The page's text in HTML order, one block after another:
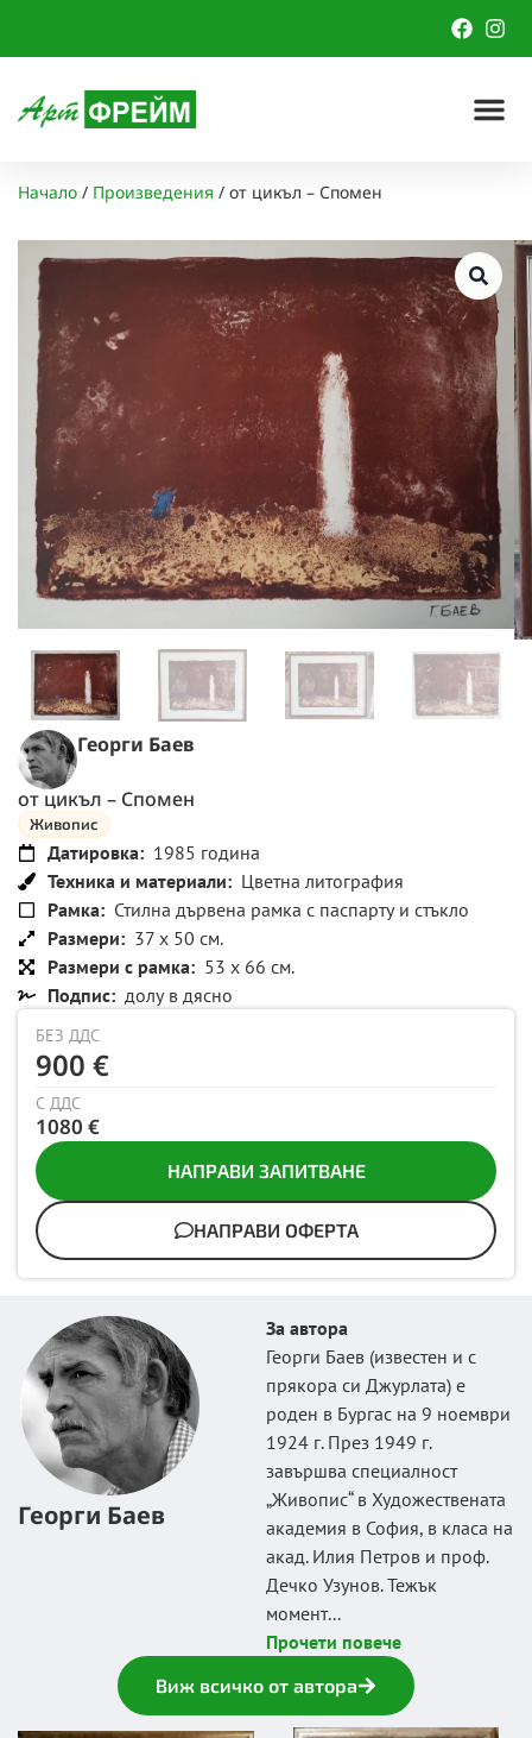
Начало / Произведения / от цикъл – Спомен
Георги Баев
от цикъл – Спомен
Живопис
Датировка: 1985 година
Техника и материали: Цветна литография
Рамка: Стилна дървена рамка с паспарту и стъкло
Размери: 37 x 50 см.
Размери с рамка: 53 x 66 см.
Подпис: долу в дясно
БЕЗ ДДС
900 €
С ДДС
1080 €
НАПРАВИ ЗАПИТВАНЕ
НАПРАВИ ОФЕРТА
Георги Баев
За автора
Георги Баев (известен и с
прякора си Джурлата) е
роден в Бургас на 9 ноември
1924 г. През 1949 г.
завършва специалност
„Живопис“ в Художествената
академия в София, в класа на
акад. Илия Петров и проф.
Дечко Узунов. Тежък
момент...
Прочети повече
Виж всичко от автора